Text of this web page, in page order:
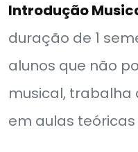
Introdução
duração de 1
alunos que não
musical, trabalha
em aulas teóricas